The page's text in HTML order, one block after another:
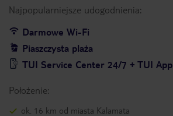
Najpopularniejsze udogodnienia:
Darmowe Wi-Fi
Piaszczysta plaża
TUI Service Center 24/7 + TUI App
Położenie:
ok. 16 km od miasta Kalamata